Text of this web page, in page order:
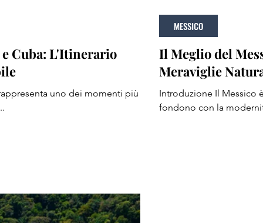
Cuba: L'Itinerario
uno dei momenti più
Il Meglio del
Meraviglie
Introduzione Il Messico è una terra di straordinari contrasti, dove antiche civiltà si
fondono con la
MESSICO